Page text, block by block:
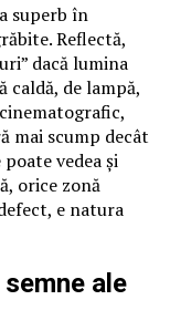
superb în
Reflectă,
dacă lumina
de lampă,
mai scump decât
vedea și
orice zonă
e natura
ale